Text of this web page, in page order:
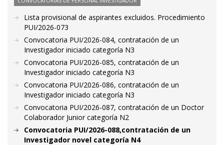
Lista provisional de aspirantes excluidos. Procedimiento
PUI/2026-073
Convocatoria PUI/2026-084, contratación de un
Investigador iniciado categoría N3
Convocatoria PUI/2026-085, contratación de un
Investigador iniciado categoría N3
Convocatoria PUI/2026-086, contratación de un
Investigador iniciado categoría N3
Convocatoria PUI/2026-087, contratación de un Doctor
Colaborador Junior categoría N2
Convocatoria PUI/2026-088,contratación de un
Investigador novel categoría N4